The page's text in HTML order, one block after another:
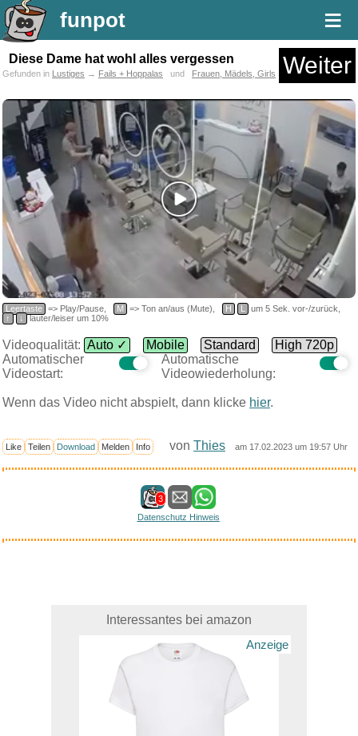
funpot ≡
Diese Dame hat wohl alles vergessen Weiter
Gefunden in Lustiges → Fails + Hoppalas und Frauen, Mädels, Girls
Leertaste => Play/Pause, M => Ton an/aus (Mute), H L
um 5 Sek. vor-/zurück,
↑
↓ lauter/leiser um 10%
Videoqualität: Auto ✓ Mobile Standard
High 720p
Automatischer
Videostart:
Automatische
Videowiederholung:
Wenn das Video nicht abspielt, dann klicke hier.
Like Teilen Download Melden Info von Thies am 17.02.2023 um 19:57 Uhr
3
Datenschutz Hinweis
Interessantes bei amazon
Anzeige